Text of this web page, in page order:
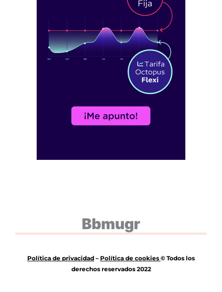
Bbmugr
Política de privacidad – Política de cookies © Todos los
derechos reservados 2022